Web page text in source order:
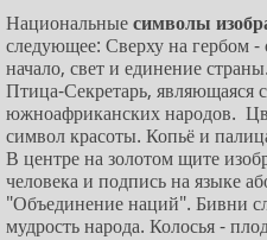
Национальныесимволы
следующее: Сверху на гербом
начало, свет и единение
Птица-Секретарь, являющаяся
южноафриканских народов.
символ красоты. Копьё и
В центре на золотом щите
человека и подпись на языке
"Объединение наций". Бивни
мудрость народа. Колосья -